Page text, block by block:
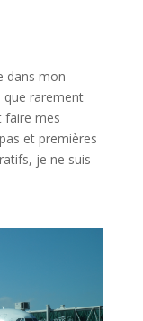
dans mon
que rarement
faire mes
et premières
je ne suis